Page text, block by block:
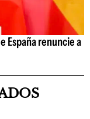
España renuncie a